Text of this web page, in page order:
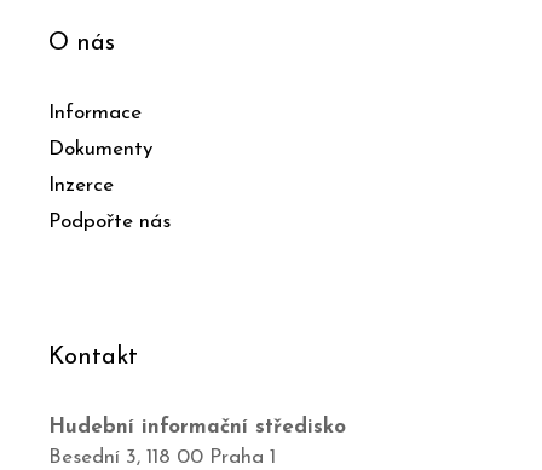
O nás
Informace
Dokumenty
Inzerce
Podpořte nás
Kontakt
Hudební informační středisko
Besední 3, 118 00 Praha 1